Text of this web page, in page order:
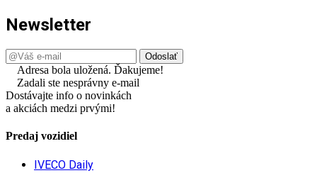
Newsletter
Adresa bola uložená. Ďakujeme!
Zadali ste nesprávny e-mail
Dostávajte info o novinkách
a akciách medzi prvými!
Predaj vozidiel
IVECO Daily